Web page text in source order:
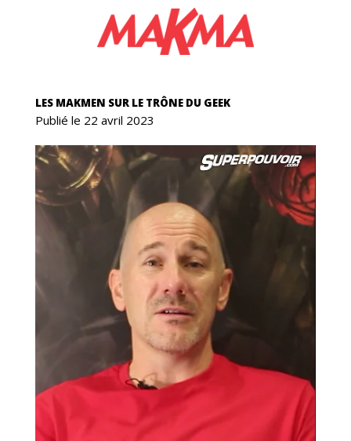
LES MAKMEN SUR LE TRÔNE DU GEEK
Publié le 22 avril 2023